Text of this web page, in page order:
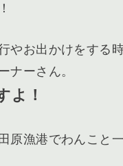
やお出かけをする
ナーさん。
よ！
原漁港でわんこと